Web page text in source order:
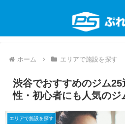
ホーム エリアで施設を探す
渋谷でおすすめのジム
性・初心者にも人気のジ
エリアで施設を探す